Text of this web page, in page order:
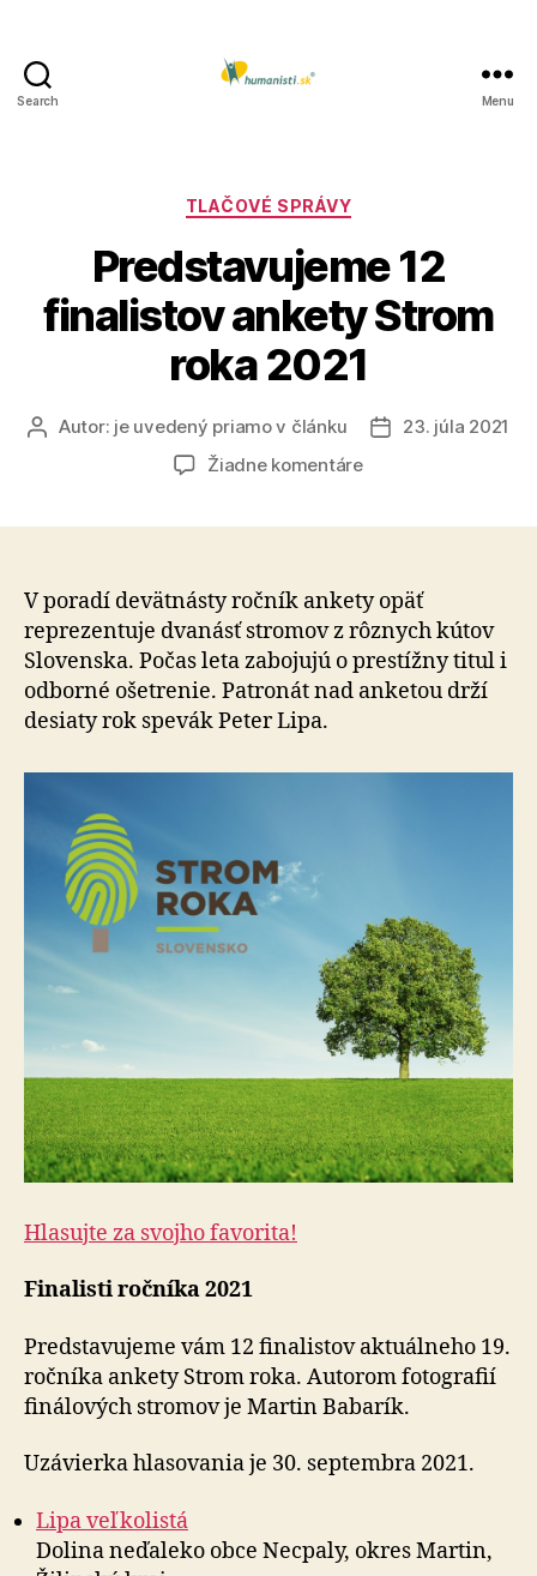
Search Menu
Kategórie
TLAČOVÉ SPRÁVY
Predstavujeme 12
finalistov ankety Strom
roka 2021
AutorAutor: je uvedený priamo v článku
Dátum
23. júla 2021
Žiadne komentárena
Strom
roka
2021
V poradí devätnásty ročník ankety opäť
reprezentuje dvanásť stromov z rôznych kútov
Slovenska. Počas leta zabojujú o prestížny titul i
odborné ošetrenie. Patronát nad anketou drží
desiaty rok spevák Peter Lipa.
Hlasujte za svojho favorita!
Finalisti ročníka 2021
Predstavujeme vám 12 finalistov aktuálneho 19.
ročníka ankety Strom roka. Autorom fotografií
finálových stromov je Martin Babarík.
Uzávierka hlasovania je 30. septembra 2021.
Lipa veľkolistá
Dolina neďaleko obce Necpaly, okres Martin,